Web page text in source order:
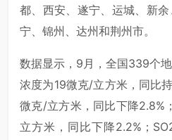
都、西安、遂宁、运城、新
宁、锦州、达州和荆州市。
数据显示，9月，全国339个
浓度为19微克/立方米，同比
微克/立方米，同比下降2.8%
立方米，同比下降2.2%；